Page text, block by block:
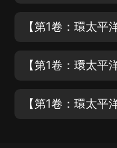
【第1卷：環太